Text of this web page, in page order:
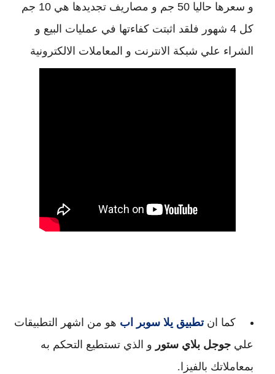
و
كل 4 شهور
الشراء علي شبكة الانترنت و المعاملات الالكترونية
كما ان تطبيق يلا سوبر اب
علي جوجل بلاي ستور و الذي تستطيع
بمعاملاتك بالفيزا.